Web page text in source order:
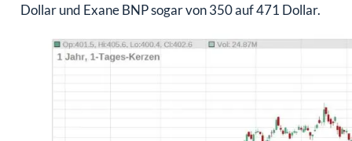
Dollar und Exane BNP sogar von 350 auf 471 Dollar.